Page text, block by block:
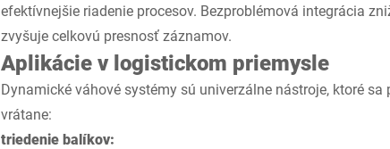
efektívnejšie riadenie procesov. Bezproblémová integrácia
zvyšuje celkovú presnosť záznamov.
Aplikácie v logistickom priemysle
Dynamické váhové systémy sú univerzálne nástroje, ktoré
vrátane:
triedenie balíkov: